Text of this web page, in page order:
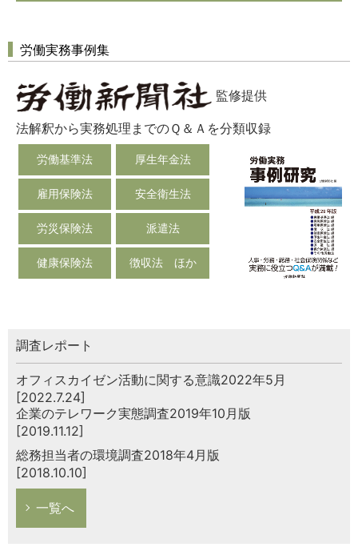
労働実務事例集
監修提供
法解釈から実務処理までのＱ＆Ａを分類収録
労働基準法 厚生年金法
雇用保険法 安全衛生法
労災保険法 派遣法
健康保険法 徴収法 ほか
調査レポート
オフィスカイゼン活動に関する意識2022年5月
[2022.7.24]
企業のテレワーク実態調査2019年10月版
[2019.11.12]
総務担当者の環境調査2018年4月版
[2018.10.10]
一覧へ